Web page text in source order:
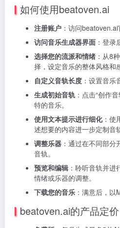
如何使用beatoven.ai
注册账户 ：访问
访问音乐生成器界面 ：登录
选择您的流派和情绪 ：从8
择，设定音乐的整体风格和
自定义音轨长度 ：设置音乐
生成初始音轨 ：点击“创作
特的音乐。
使用文本提示进行细化：使
述想要的内容进一步定制音
调整乐器 ：通过在不同部
音轨。
预览和编辑 ：聆听音轨并进
情绪或乐器的调整。
下载您的音乐 ：满意后，以
beatoven.ai的产品定价